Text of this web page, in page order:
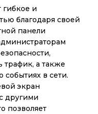
гибкое и
благодаря своей
панели
трафик, а также
событиях в сети.
экран
другими
позволяет